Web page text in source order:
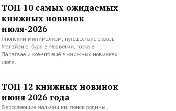
ТОП-10 самых ожидаемых
книжных новинок
июля-2026
Японский минимализм, путешествие сквозь
Малайзию, буря в Норвегии, тоска в
Парагвае и кое-что ещё в книжных новинках
июля.
ТОП-12 книжных новинок
июня 2026 года
Взрослеющие мальчишки, поиск родины,